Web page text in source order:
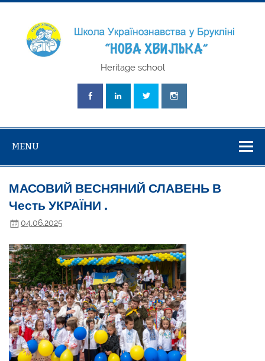
Skip
"Нова
Heritage school
MENU
МАСОВИЙ ВЕСНЯНИЙ СЛАВЕНЬ В
Честь УКРАЇНИ .
04.06.2025